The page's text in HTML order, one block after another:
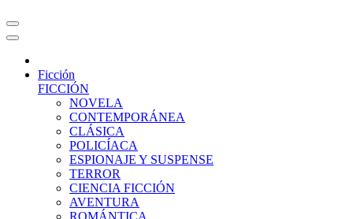
Ficción
FICCIÓN
NOVELA
CONTEMPORÁNEA
CLÁSICA
POLICÍACA
ESPIONAJE Y SUSPENSE
TERROR
CIENCIA FICCIÓN
AVENTURA
ROMÁNTICA